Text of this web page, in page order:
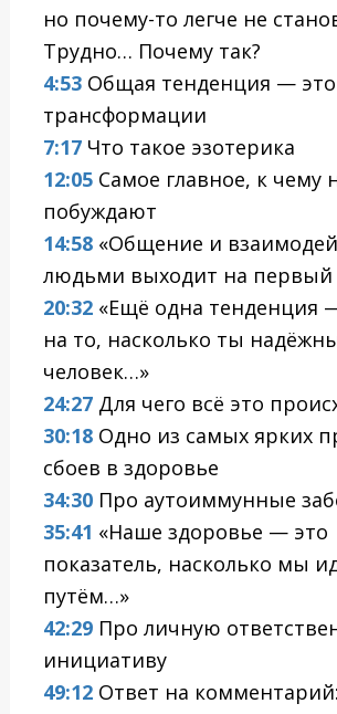
но почему-то легче не
Трудно… Почему так?
4:53Общая тенденция — это
трансформации
7:17Что такое эзотерика
12:05Самое главное, к чему
побуждают
14:58«Общение и
людьми выходит на первый
20:32«Ещё одна тенденция
на то, насколько ты
человек…»
24:27Для чего всё это
30:18Одно из самых ярких
сбоев в здоровье
34:30Про аутоиммунные
35:41 «Наше здоровье — это
показатель, насколько мы
путём…»
42:29Про личную
инициативу
49:12Ответ на